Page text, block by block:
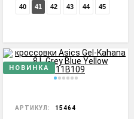
40 41 42 43 44 45
НОВИНКА
АРТИКУЛ: 15464